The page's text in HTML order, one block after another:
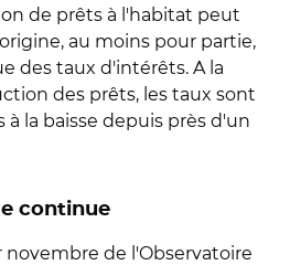
de prêts à l'habitat peut
au moins pour partie,
des taux d'intérêts. A la
des prêts, les taux sont
la baisse depuis près d'un
continue
novembre de l'Observatoire